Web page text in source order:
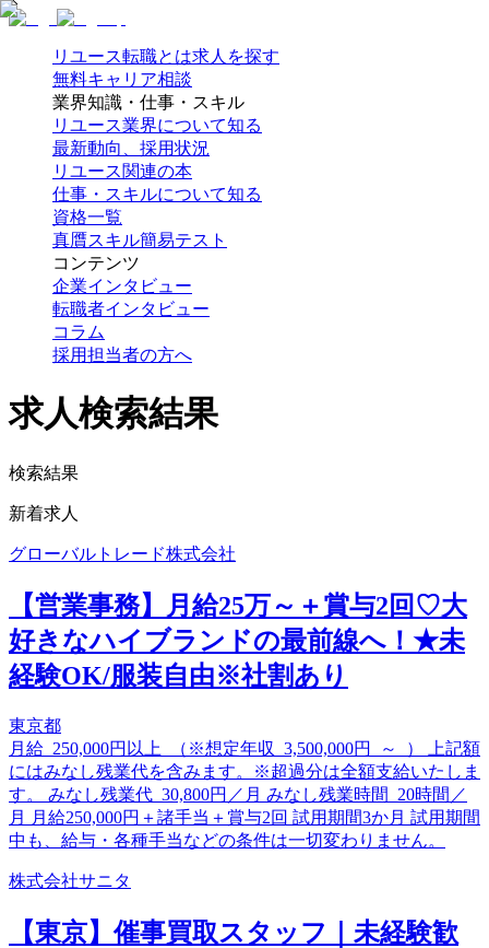
リユース転職とは求人を探す
無料キャリア相談
業界知識・仕事・スキル
リユース業界について知る
最新動向、採用状況
リユース関連の本
仕事・スキルについて知る
資格一覧
真贋スキル簡易テスト
コンテンツ
企業インタビュー
転職者インタビュー
コラム
採用担当者の方へ
求人検索結果
検索結果
新着求人
グローバルトレード株式会社
【営業事務】月給25万～＋賞与2回♡大
好きなハイブランドの最前線へ！★未
経験OK/服装自由※社割あり
東京都
月給 250,000円以上 （※想定年収 3,500,000円 ～ ） 上記額
にはみなし残業代を含みます。※超過分は全額支給いたしま
す。 みなし残業代 30,800円／月 みなし残業時間 20時間／
月 月給250,000円＋諸手当＋賞与2回 試用期間3か月 試用期間
中も、給与・各種手当などの条件は一切変わりません。
株式会社サニタ
【東京】催事買取スタッフ｜未経験歓